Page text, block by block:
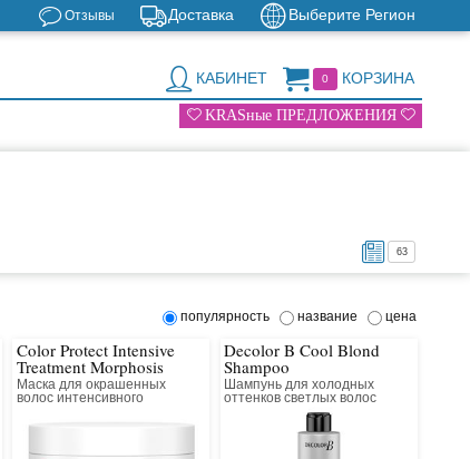
Выберите Регион
Доставка
Отзывы
0 КОРЗИНА
КАБИНЕТ
KRASные ПРЕДЛОЖЕНИЯ
63
популярность название цена
Color Protect Intensive
Treatment Morphosis
Маска для окрашенных
волос интенсивного
Decolor B Cool Blond
Shampoo
Шампунь для холодных
оттенков светлых волос